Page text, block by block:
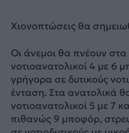
Χιονοπτώσεις θα
Οι άνεμοι θα πνέουν στα
νοτιοανατολικοί 4 με 6
γρήγορα σε δυτικούς
ένταση. Στα ανατολικά
νοτιοανατολικοί 5 με 7
πιθανώς 9 μποφόρ,